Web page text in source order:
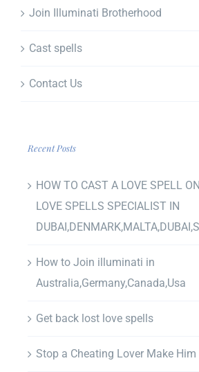
Join Illuminati Brotherhood
Cast spells
Contact Us
Recent Posts
HOW TO CAST A LOVE SPELL
LOVE SPELLS SPECIALIST IN
How to Join illuminati in
Australia,Germany,Canada,Usa
Get back lost love spells
Stop a Cheating Lover Make